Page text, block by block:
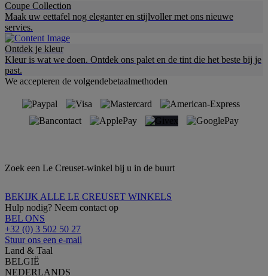
Coupe Collection
Maak uw eettafel nog eleganter en stijlvoller met ons nieuwe
servies.
Ontdek je kleur
Kleur is wat we doen. Ontdek ons palet en de tint die het beste bij je
past.
We accepteren de volgendebetaalmethoden
Zoek een Le Creuset-winkel bij u in de buurt
BEKIJK ALLE LE CREUSET WINKELS
Hulp nodig? Neem contact op
BEL ONS
+32 (0) 3 502 50 27
Stuur ons een e-mail
Land & Taal
BELGIË
NEDERLANDS